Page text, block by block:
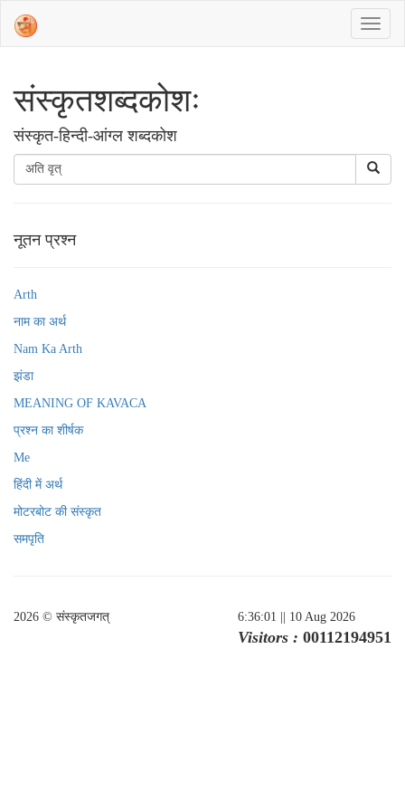
संस्‍कृतशब्‍दकोशः
संस्‍कृत-हिन्दी-आंग्ल शब्दकोश
नूतन प्रश्न
Arth
नाम का अर्थ
Nam Ka Arth
झंडा
MEANING OF KAVACA
प्रश्न का शीर्षक
Me
हिंदी में अर्थ
मोटरबोट की संस्कृत
समपृति
2026 © संस्कृतजगत् 6:36:01 || 10 Aug 2026
Visitors : 00112194951